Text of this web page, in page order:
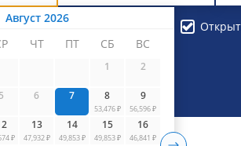
Август 2026
ЧТ ПТ СБ ВС
1 2
5 6 7 8
53,476 ₽
9
56,596 ₽
₽
13
47,932 ₽
14
49,853 ₽
15
49,853 ₽
16
46,841 ₽